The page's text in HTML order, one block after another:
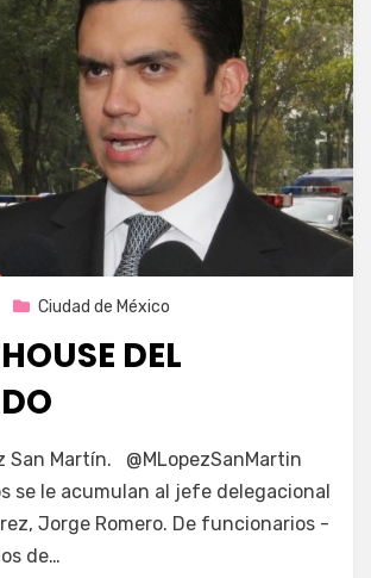
Ciudad de México
DEL
San Martín. @MLopezSanMartin
se le acumulan al jefe delegacional
Jorge Romero. De funcionarios -
de…